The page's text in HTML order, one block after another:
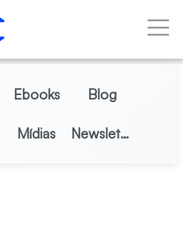
Ebooks Blog
Mídias Newsletter